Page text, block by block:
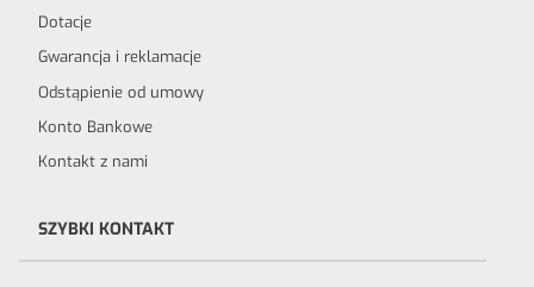
Dotacje
Gwarancja i reklamacje
Odstąpienie od umowy
Konto Bankowe
Kontakt z nami
SZYBKI KONTAKT